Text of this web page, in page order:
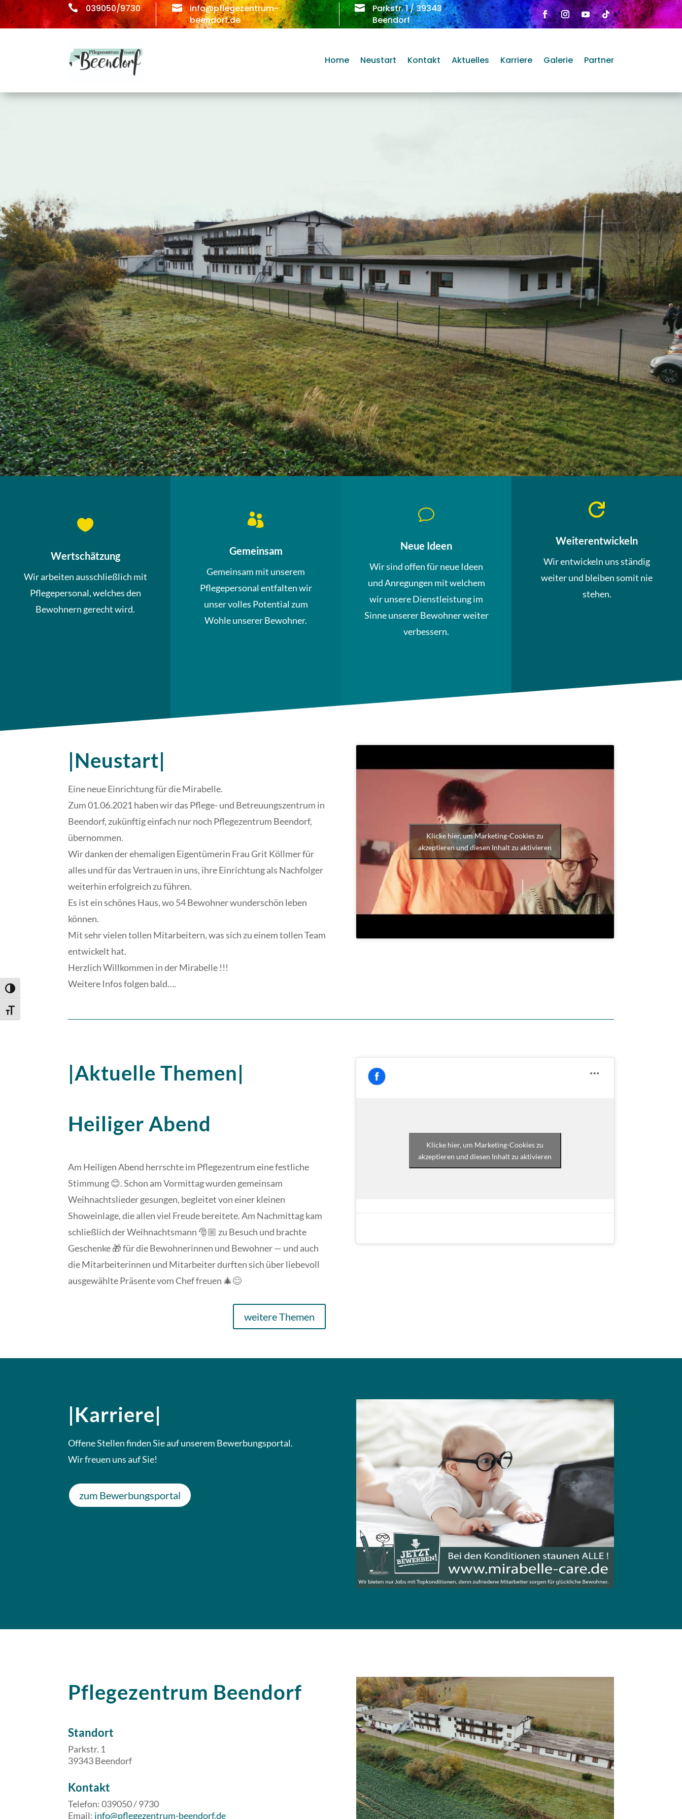
Umschalten auf hohe Kontraste
Schrift vergrößern
 039050/9730 
info@pflegezentrum-
beendorf.de

Parkstr. 1 / 39343
Beendorf
Home Neustart Kontakt Aktuelles Karriere Galerie Partner

Wertschätzung
Wir arbeiten ausschließlich mit
Pflegepersonal, welches den
Bewohnern gerecht wird.

Gemeinsam
Gemeinsam mit unserem
Pflegepersonal entfalten wir
unser volles Potential zum
Wohle unserer Bewohner.
v
Neue Ideen
Wir sind offen für neue Ideen
und Anregungen mit welchem
wir unsere Dienstleistung im
Sinne unserer Bewohner weiter
verbessern.

Weiterentwickeln
Wir entwickeln uns ständig
weiter und bleiben somit nie
stehen.
|Neustart|
Eine neue Einrichtung für die Mirabelle.
Zum 01.06.2021 haben wir das Pflege- und Betreuungszentrum in
Beendorf, zukünftig einfach nur noch Pflegezentrum Beendorf,
übernommen.
Wir danken der ehemaligen Eigentümerin Frau Grit Köllmer für
alles und für das Vertrauen in uns, ihre Einrichtung als Nachfolger
weiterhin erfolgreich zu führen.
Es ist ein schönes Haus, wo 54 Bewohner wunderschön leben
können.
Mit sehr vielen tollen Mitarbeitern, was sich zu einem tollen Team
entwickelt hat.
Herzlich Willkommen in der Mirabelle !!!
Weitere Infos folgen bald….
Klicke hier, um Marketing-Cookies zu
akzeptieren und diesen Inhalt zu aktivieren
|Aktuelle Themen|
Heiliger Abend
Am Heiligen Abend herrschte im Pflegezentrum eine festliche
Stimmung 😊. Schon am Vormittag wurden gemeinsam
Weihnachtslieder gesungen, begleitet von einer kleinen
Showeinlage, die allen viel Freude bereitete. Am Nachmittag kam
schließlich der Weihnachtsmann 🎅🏼 zu Besuch und brachte
Geschenke 🎁 für die Bewohnerinnen und Bewohner — und auch
die Mitarbeiterinnen und Mitarbeiter durften sich über liebevoll
ausgewählte Präsente vom Chef freuen 🎄😊
weitere Themen
Klicke hier, um Marketing-Cookies zu
akzeptieren und diesen Inhalt zu aktivieren
|Karriere|
Offene Stellen finden Sie auf unserem Bewerbungsportal.
Wir freuen uns auf Sie!
zum Bewerbungsportal
Pflegezentrum Beendorf
Standort
Parkstr. 1
39343 Beendorf
​​Kontakt
Telefon: 039050 / 9730
Email: info@pflegezentrum-beendorf.de